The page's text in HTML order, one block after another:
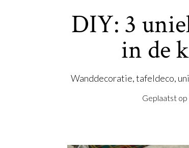
DIY: 3
in de
Wanddecoratie, tafeldeco,
Geplaatst op